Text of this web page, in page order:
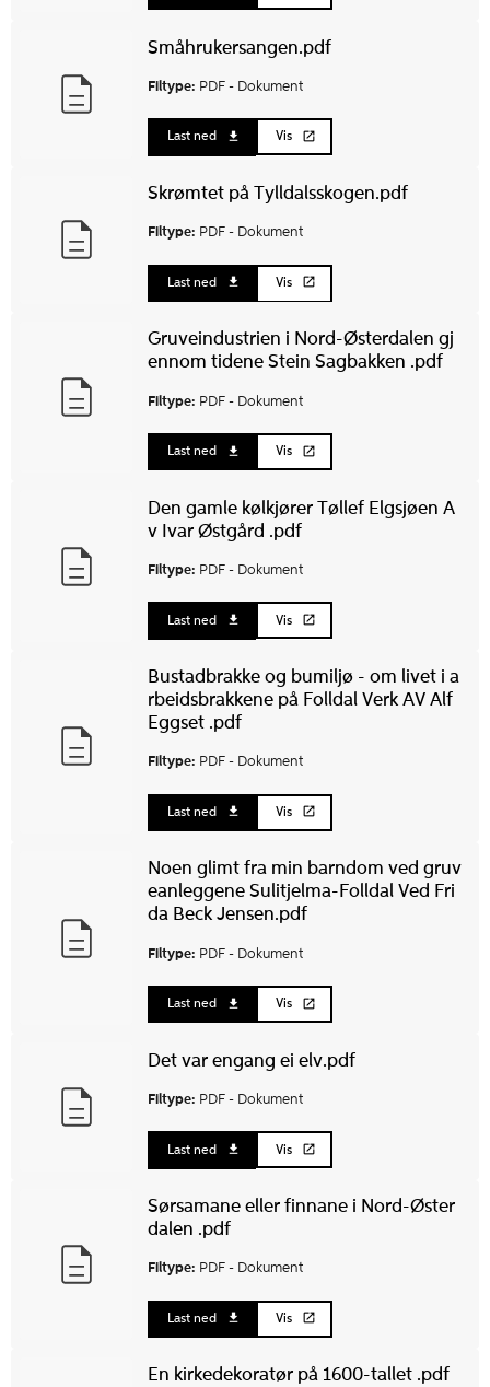
Småhrukersangen.pdf
Filtype: PDF - Dokument
Last ned Vis
Skrømtet på Tylldalsskogen.pdf
Filtype: PDF - Dokument
Last ned Vis
Gruveindustrien i Nord-Østerdalen gj
ennom tidene Stein Sagbakken .pdf
Filtype: PDF - Dokument
Last ned Vis
Den gamle kølkjører Tøllef Elgsjøen A
v Ivar Østgård .pdf
Filtype: PDF - Dokument
Last ned Vis
Bustadbrakke og bumiljø - om livet i a
rbeidsbrakkene på Folldal Verk AV Alf
Eggset .pdf
Filtype: PDF - Dokument
Last ned Vis
Noen glimt fra min barndom ved gruv
eanleggene Sulitjelma-Folldal Ved Fri
da Beck Jensen.pdf
Filtype: PDF - Dokument
Last ned Vis
Det var engang ei elv.pdf
Filtype: PDF - Dokument
Last ned Vis
Sørsamane eller finnane i Nord-Øster
dalen .pdf
Filtype: PDF - Dokument
Last ned Vis
En kirkedekoratør på 1600-tallet .pdf